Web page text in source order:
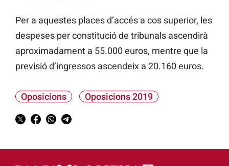
Per a aquestes places d’accés a cos superior, les
despeses per constitució de tribunals ascendirà
aproximadament a 55.000 euros, mentre que la
previsió d’ingressos ascendeix a 20.160 euros.
Oposicions Oposicions 2019